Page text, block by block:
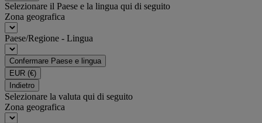
Selezionare il Paese e la lingua qui di seguito
Zona geografica
Paese/Regione - Lingua
Confermare Paese e lingua
EUR (€)
Indietro
Selezionare la valuta qui di seguito
Zona geografica